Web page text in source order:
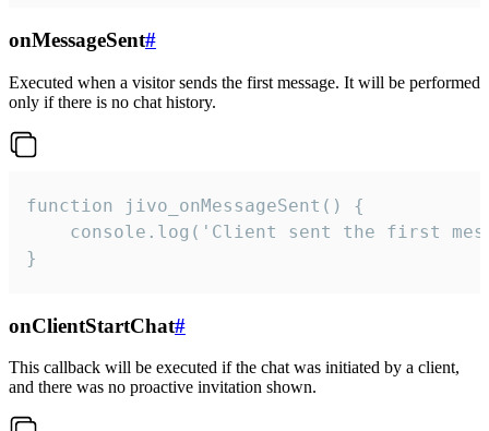
onMessageSent#
Executed when a visitor sends the first message. It will be performed
only if there is no chat history.
function jivo_onMessageSent() {
console.log('Client sent the first
}
onClientStartChat#
This callback will be executed if the chat was initiated by a client,
and there was no proactive invitation shown.